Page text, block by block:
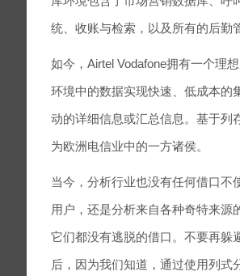
统、收账与检索，以及所有的后勤
如今，Airtel Vodafone拥有一个理
环境中的数据实现快速、低成本的
动的详细信息或汇总信息。基于列
为欧洲电信业中的一方诸侯。
当今，分析行业也没有任何借口不
用户，还是分析来自各种奇特来源
它们都没有逃脱的借口。不要再躲
后，因为我们知道，通过使用列式